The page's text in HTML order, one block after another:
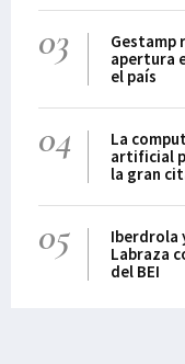
03
Gestamp
apertura
el país
04
La
artificial
la gran
05
Iberdrola
Labraza
del BEI